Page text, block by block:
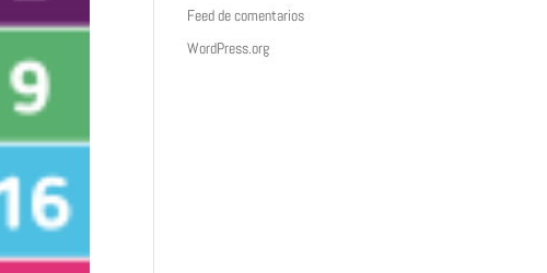
Feed de comentarios
WordPress.org